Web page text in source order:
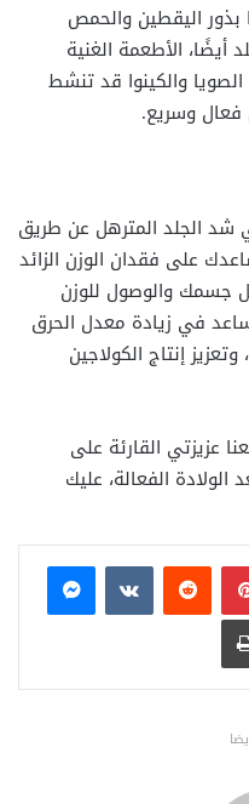
بذور اليقطين والحمص
الأطعمة الغنية
والكينوا قد تنشط
وسريع.
شد الجلد المترهل عن طريق
على فقدان الوزن الزائد
جسمك والوصول للوزن
في زيادة معدل الحرق
إنتاج الكولاجين
عزيزتي القارئة على
الفعالة، عليك
بينتيريست
ماسنجر
طباعة